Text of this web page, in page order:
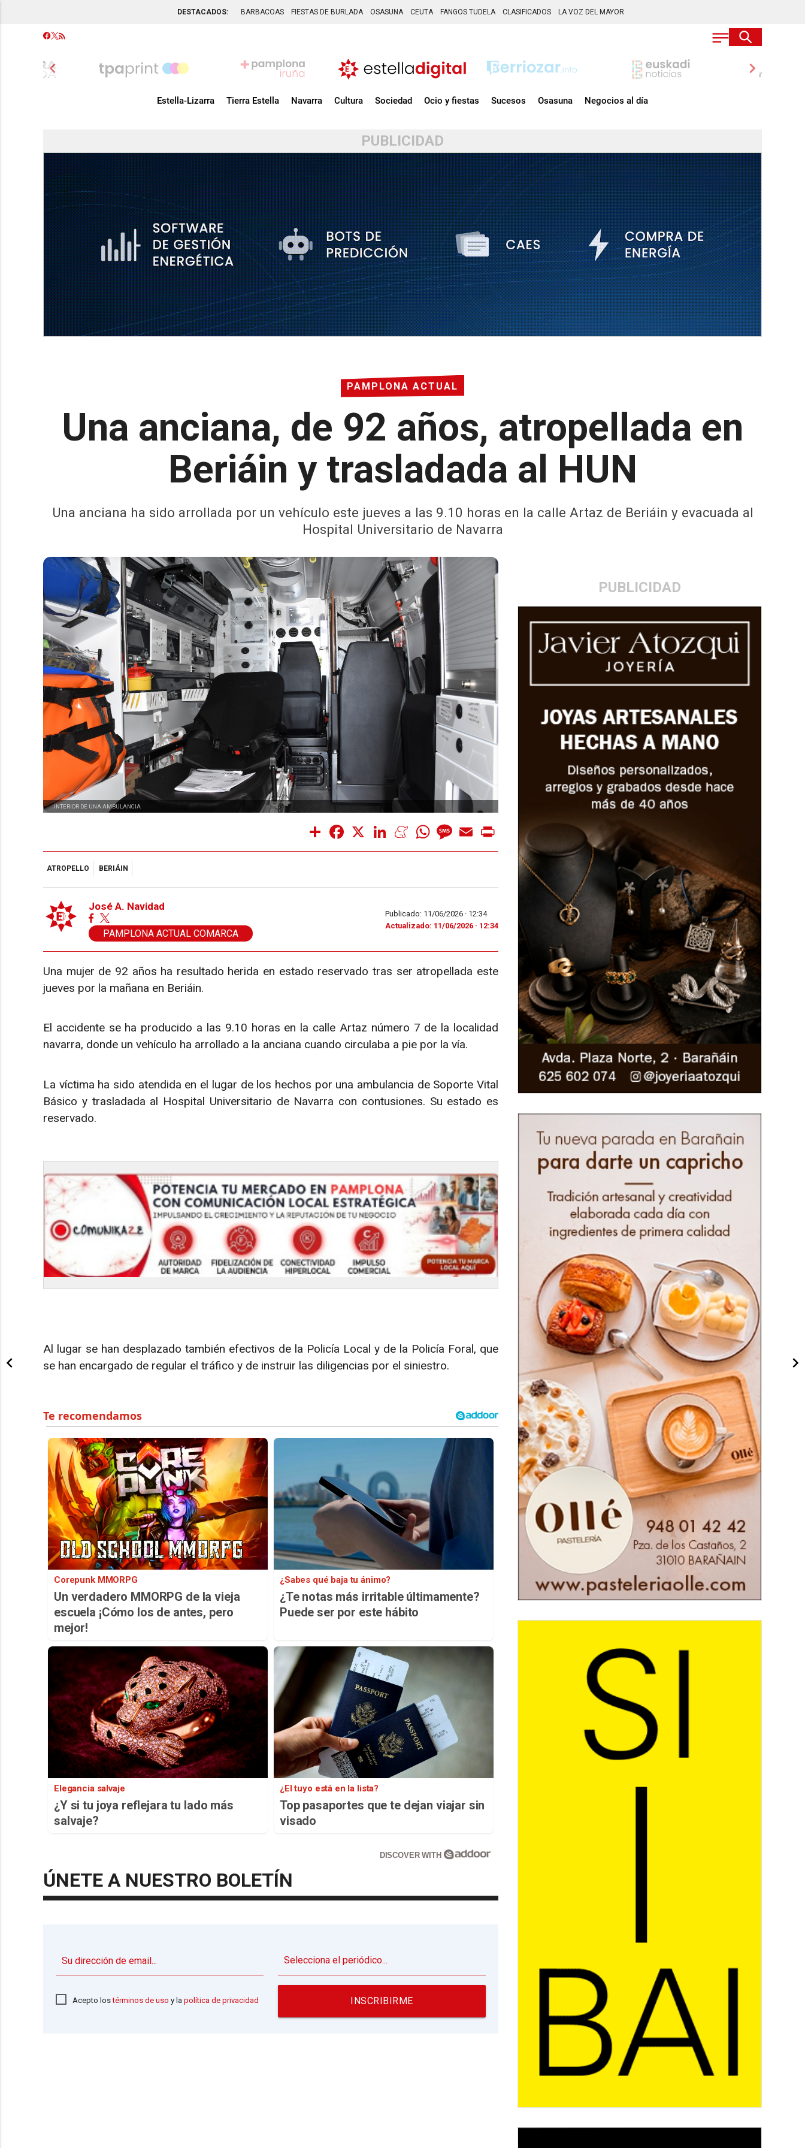
DESTACADOS: BARBACOAS FIESTAS DE BURLADA OSASUNA CEUTA FANGOS TUDELA CLASIFICADOS LA VOZ DEL MAYOR
chevron_left chevron_right
Estella-Lizarra Tierra Estella Navarra Cultura Sociedad Ocio y fiestas Sucesos Osasuna Negocios al día
PUBLICIDAD
PAMPLONA ACTUAL
Una anciana, de 92 años, atropellada en
Beriáin y trasladada al HUN
Una anciana ha sido arrollada por un vehículo este jueves a las 9.10 horas en la calle Artaz de Beriáin y evacuada al
Hospital Universitario de Navarra
PUBLICIDAD
INTERIOR DE UNA AMBULANCIA
Share Facebook LinkedInMeneameWhatsAppMessage
Email
ATROPELLO BERIÁIN
José A. Navidad
PAMPLONA ACTUAL COMARCA
Publicado: 11/06/2026 · 12:34
Actualizado: 11/06/2026 · 12:34
Una mujer de 92 años ha resultado herida en estado reservado tras ser atropellada este
jueves por la mañana en Beriáin.
El accidente se ha producido a las 9.10 horas en la calle Artaz número 7 de la localidad
navarra, donde un vehículo ha arrollado a la anciana cuando circulaba a pie por la vía.
La víctima ha sido atendida en el lugar de los hechos por una ambulancia de Soporte Vital
Básico y trasladada al Hospital Universitario de Navarra con contusiones. Su estado es
reservado.
Al lugar se han desplazado también efectivos de la Policía Local y de la Policía Foral, que
se han encargado de regular el tráfico y de instruir las diligencias por el siniestro.
Corepunk MMORPG
Un verdadero MMORPG de la vieja
escuela ¡Cómo los de antes, pero
mejor!
¿Sabes qué baja tu ánimo?
¿Te notas más irritable últimamente?
Puede ser por este hábito
Elegancia salvaje
¿Y si tu joya reflejara tu lado más
salvaje?
¿El tuyo está en la lista?
Top pasaportes que te dejan viajar sin
visado
DISCOVER WITH
ÚNETE A NUESTRO BOLETÍN
Acepto lostérminos de uso y la política de privacidad INSCRIBIRME